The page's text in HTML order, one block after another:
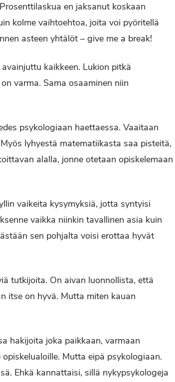
en jaksanut koskaan
kolme vaihtoehtoa, joita voi pyöritellä
asteen yhtälöt – give me a break!
kaikkeen. Lukion pitkä
varma. Sama osaaminen niin
psykologiaan haettaessa. Vaaitaan
lyhyestä matematiikasta saa pisteitä,
alalla, jonne otetaan opiskelemaan
vaikeita kysymyksiä, jotta syntyisi
vaikka niinkin tavallinen asia kuin
sen pohjalta voisi erottaa hyvät
tutkijoita. On aivan luonnollista, että
itse on hyvä. Mutta miten kauan
hakijoita joka paikkaan, varmaan
Mutta eipä psykologiaan.
Ehkä kannattaisi, sillä nykypsykologeja